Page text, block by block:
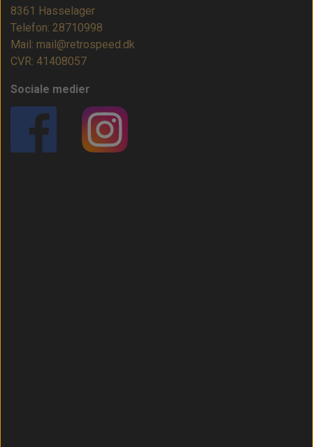
8361 Hasselager
Telefon: 28710998
Mail: mail@retrospeed.dk
CVR: 41408057
Sociale medier